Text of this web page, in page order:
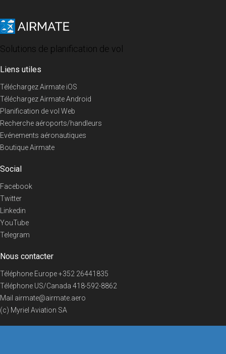
Solutions de planification de vol
Liens utiles
Téléchargez Airmate iOS
Téléchargez Airmate Android
Planification de vol Web
Recherche aéroports/handleurs
Evénements aéronautiques
Boutique Airmate
Social
Facebook
Twitter
Linkedin
YouTube
Telegram
Nous contacter
Téléphone Europe+352 26441835
Téléphone US/Canada 418-592-8862
Mail airmate@airmate.aero
(c) Myriel Aviation SA